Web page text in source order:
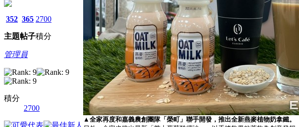
352
主題
365
帖子
2700
積分
管理員
積分
2700
▲全家再度和嘉義農創團隊「榮町」聯手開發，推出全新燕麥植物奶拿鐵。